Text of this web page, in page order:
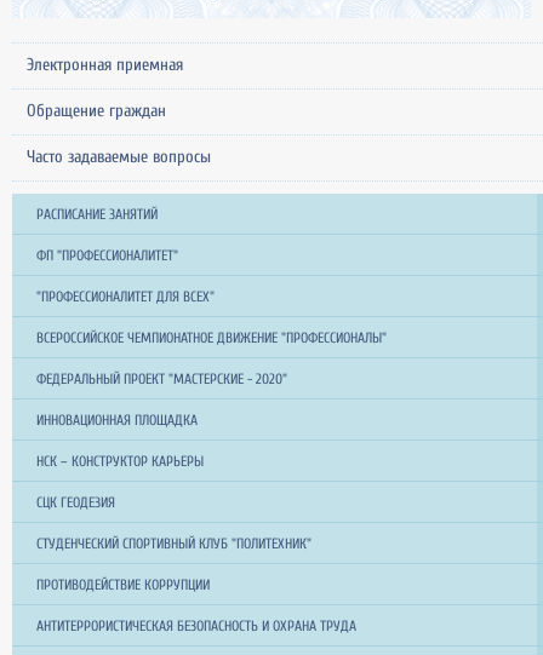
Электронная приемная
Обращение граждан
Часто задаваемые вопросы
РАСПИСАНИЕ ЗАНЯТИЙ
ФП "ПРОФЕССИОНАЛИТЕТ"
"ПРОФЕССИОНАЛИТЕТ ДЛЯ ВСЕХ"
ВСЕРОССИЙСКОЕ ЧЕМПИОНАТНОЕ ДВИЖЕНИЕ "ПРОФЕССИОНАЛЫ"
ФЕДЕРАЛЬНЫЙ ПРОЕКТ "МАСТЕРСКИЕ - 2020"
ИННОВАЦИОННАЯ ПЛОЩАДКА
НСК – КОНСТРУКТОР КАРЬЕРЫ
СЦК ГЕОДЕЗИЯ
СТУДЕНЧЕСКИЙ СПОРТИВНЫЙ КЛУБ "ПОЛИТЕХНИК"
ПРОТИВОДЕЙСТВИЕ КОРРУПЦИИ
АНТИТЕРРОРИСТИЧЕСКАЯ БЕЗОПАСНОСТЬ И ОХРАНА ТРУДА